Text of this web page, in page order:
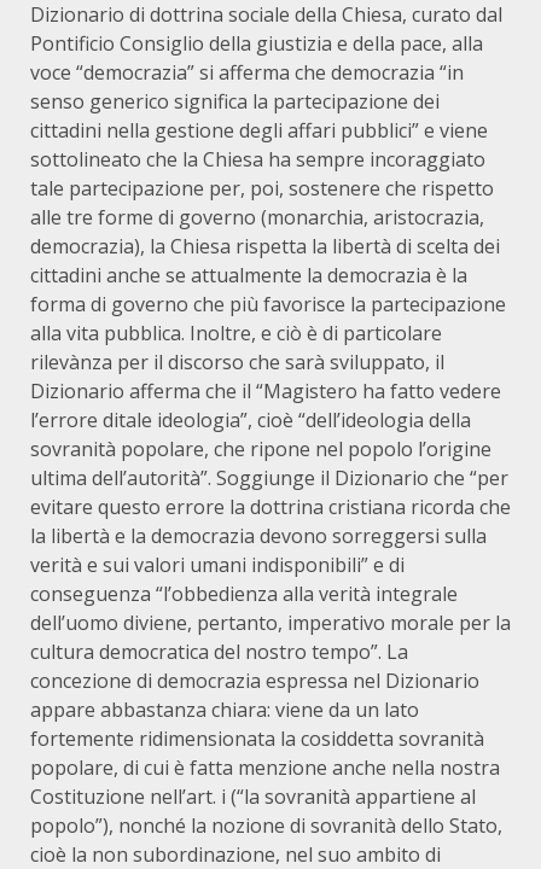
Dizionario di dottrina sociale della Chiesa, curato dal
Pontificio Consiglio della giustizia e della pace, alla
voce “democrazia” si afferma che democrazia “in
senso generico significa la partecipazione dei
cittadini nella gestione degli affari pubblici” e viene
sottolineato che la Chiesa ha sempre incoraggiato
tale partecipazione per, poi, sostenere che rispetto
alle tre forme di governo (monarchia, aristocrazia,
democrazia), la Chiesa rispetta la libertà di scelta dei
cittadini anche se attualmente la democrazia è la
forma di governo che più favorisce la partecipazione
alla vita pubblica. Inoltre, e ciò è di particolare
rilevànza per il discorso che sarà sviluppato, il
Dizionario afferma che il “Magistero ha fatto vedere
l’errore ditale ideologia”, cioè “dell’ideologia della
sovranità popolare, che ripone nel popolo l’origine
ultima dell’autorità”. Soggiunge il Dizionario che “per
evitare questo errore la dottrina cristiana ricorda che
la libertà e la democrazia devono sorreggersi sulla
verità e sui valori umani indisponibili” e di
conseguenza “l’obbedienza alla verità integrale
dell’uomo diviene, pertanto, imperativo morale per la
cultura democratica del nostro tempo”. La
concezione di democrazia espressa nel Dizionario
appare abbastanza chiara: viene da un lato
fortemente ridimensionata la cosiddetta sovranità
popolare, di cui è fatta menzione anche nella nostra
Costituzione nell’art. i (“la sovranità appartiene al
popolo”), nonché la nozione di sovranità dello Stato,
cioè la non subordinazione, nel suo ambito di